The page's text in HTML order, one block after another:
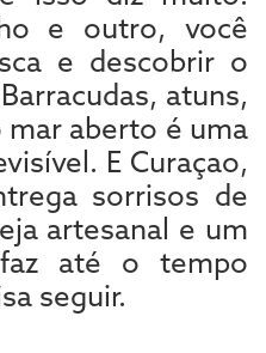
e outro, você
e descobrir o
atuns,
mar aberto é uma
E Curaçao,
sorrisos de
artesanal e um
até o tempo
seguir.